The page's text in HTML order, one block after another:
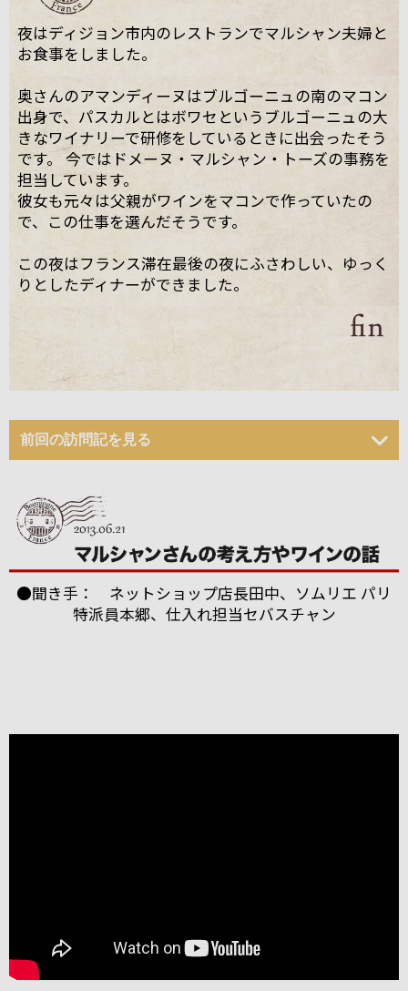
夜はディジョン市内のレストランでマルシャン夫婦と
お食事をしました。
奥さんのアマンディーヌはブルゴーニュの南のマコン
出身で、パスカルとはボワセというブルゴーニュの大
きなワイナリーで研修をしているときに出会ったそう
です。 今ではドメーヌ・マルシャン・トーズの事務を
担当しています。
彼女も元々は父親がワインをマコンで作っていたの
で、この仕事を選んだそうです。
この夜はフランス滞在最後の夜にふさわしい、ゆっく
りとしたディナーができました。
前回の訪問記を見る
ワイン醸造に対する自身のフィロソフィ（哲学）を強
く持った志の高い醸造家でした。
今回は、他のお客様もいらっしゃりとても忙しい中私
●聞き手： ネットショップ店長田中、ソムリエ パリ
特派員本郷、仕入れ担当セバスチャン